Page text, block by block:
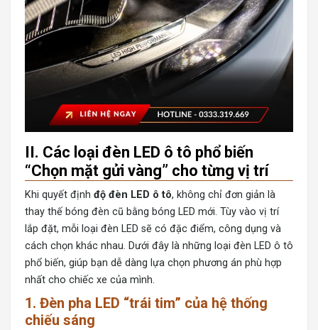
II. Các loại đèn LED ô tô phổ biến
“Chọn mặt gửi vàng” cho từng vị trí
Khi quyết định độ đèn LED ô tô, không chỉ đơn giản là
thay thế bóng đèn cũ bằng bóng LED mới. Tùy vào vị trí
lắp đặt, mỗi loại đèn LED sẽ có đặc điểm, công dụng và
cách chọn khác nhau. Dưới đây là những loại đèn LED ô tô
phổ biến, giúp bạn dễ dàng lựa chọn phương án phù hợp
nhất cho chiếc xe của mình.
1. Đèn pha LED “trái tim” của hệ thống
chiếu sáng